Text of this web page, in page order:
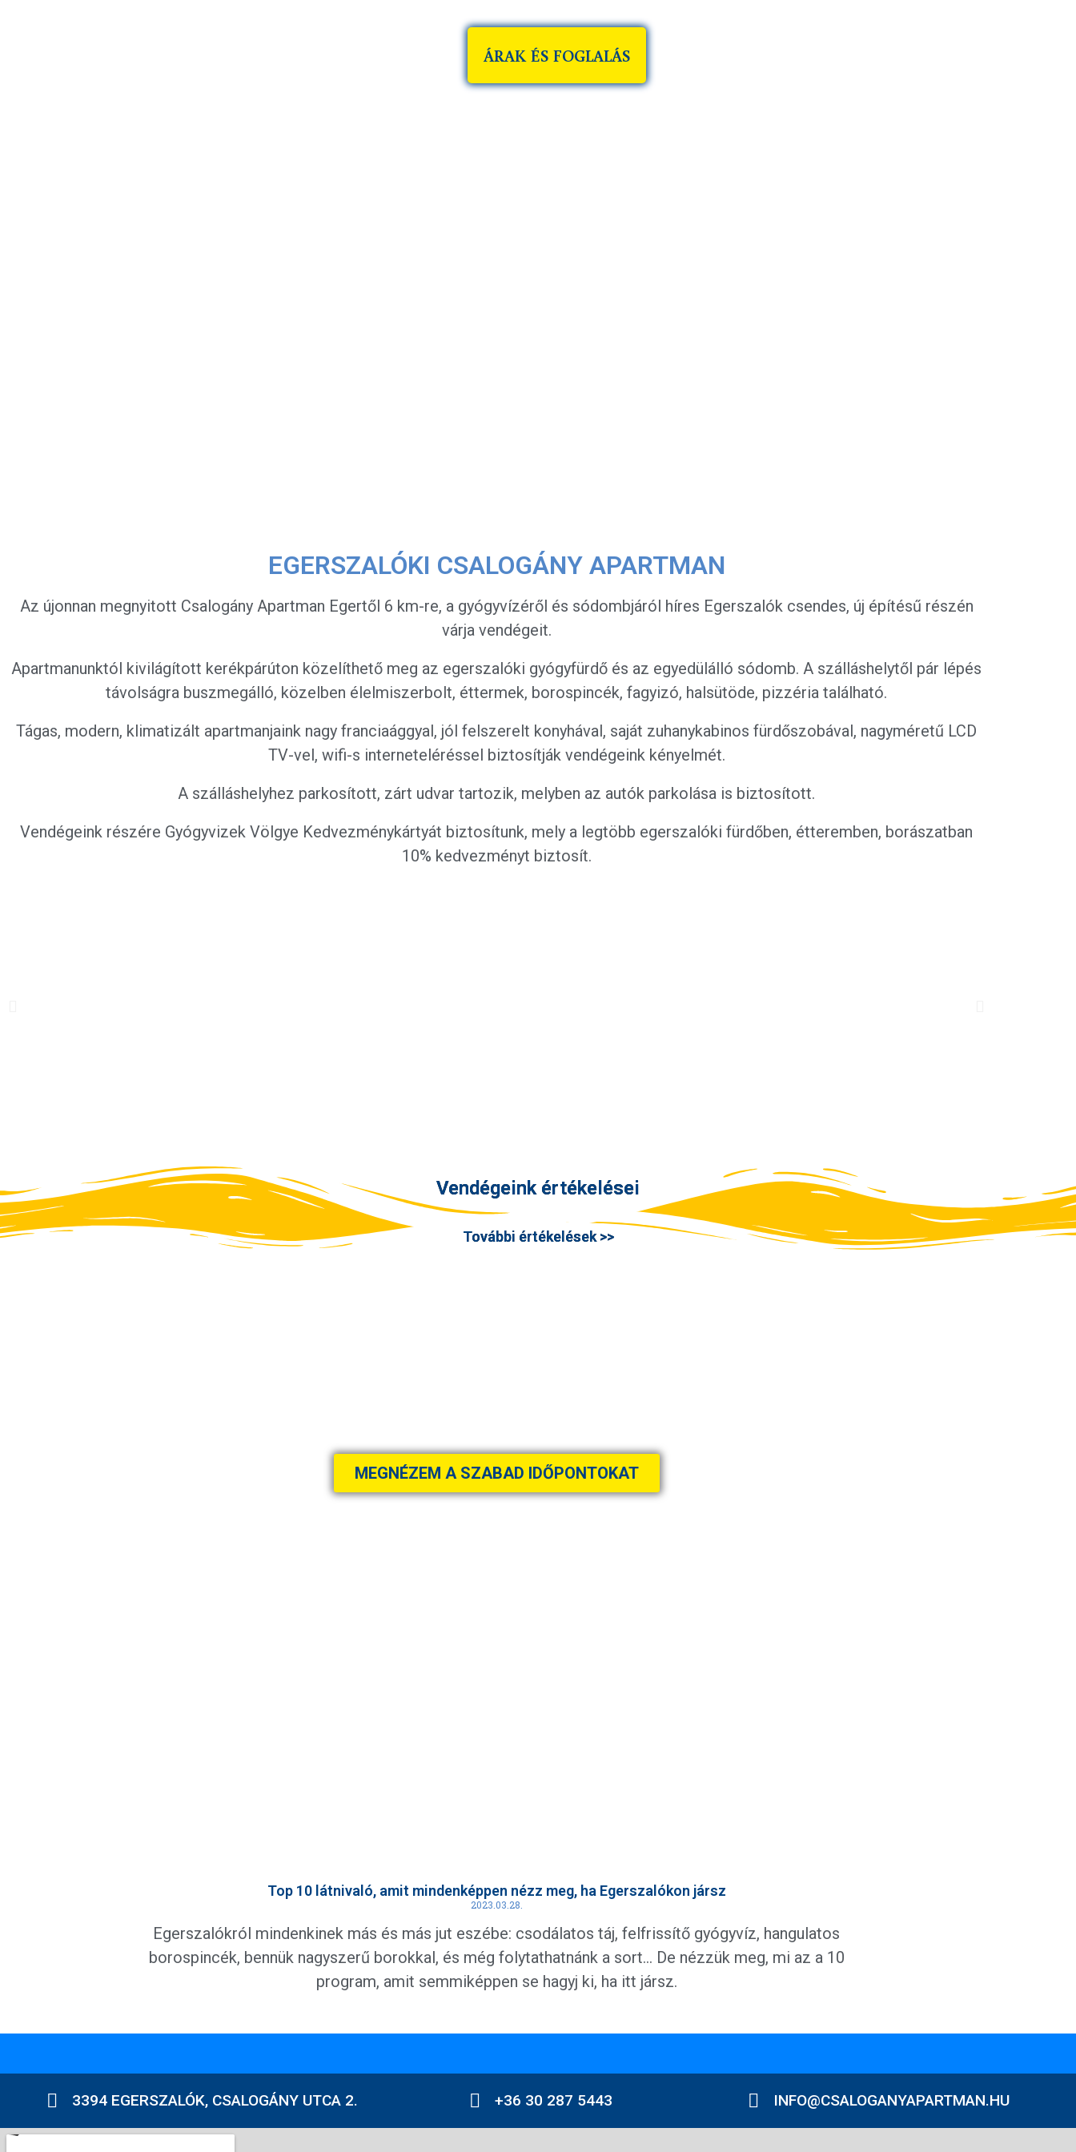
ÁRAK ÉS FOGLALÁS
EGERSZALÓKI CSALOGÁNY APARTMAN
Az újonnan megnyitott Csalogány Apartman Egertől 6 km-re, a gyógyvízéről és sódombjáról híres Egerszalók csendes, új építésű részén
várja vendégeit.
Apartmanunktól kivilágított kerékpárúton közelíthető meg az egerszalóki gyógyfürdő és az egyedülálló sódomb. A szálláshelytől pár lépés
távolságra buszmegálló, közelben élelmiszerbolt, éttermek, borospincék, fagyizó, halsütöde, pizzéria található.
Tágas, modern, klimatizált apartmanjaink nagy franciaággyal, jól felszerelt konyhával, saját zuhanykabinos fürdőszobával, nagyméretű LCD
TV-vel, wifi-s interneteléréssel biztosítják vendégeink kényelmét.
A szálláshelyhez parkosított, zárt udvar tartozik, melyben az autók parkolása is biztosított.
Vendégeink részére Gyógyvizek Völgye Kedvezménykártyát biztosítunk, mely a legtöbb egerszalóki fürdőben, étteremben, borászatban
10% kedvezményt biztosít.
Vendégeink értékelései
További értékelések >>
MEGNÉZEM A SZABAD IDŐPONTOKAT
Top 10 látnivaló, amit mindenképpen nézz meg, ha Egerszalókon jársz
2023.03.28.
Egerszalókról mindenkinek más és más jut eszébe: csodálatos táj, felfrissítő gyógyvíz, hangulatos
borospincék, bennük nagyszerű borokkal, és még folytathatnánk a sort… De nézzük meg, mi az a 10
program, amit semmiképpen se hagyj ki, ha itt jársz.
3394 EGERSZALÓK, CSALOGÁNY UTCA 2. +36 30 287 5443 INFO@CSALOGANYAPARTMAN.HU